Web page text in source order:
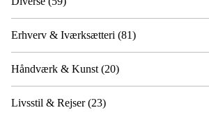
Erhverv & Iværksætteri (81)
Håndværk & Kunst (20)
Livsstil & Rejser(23)